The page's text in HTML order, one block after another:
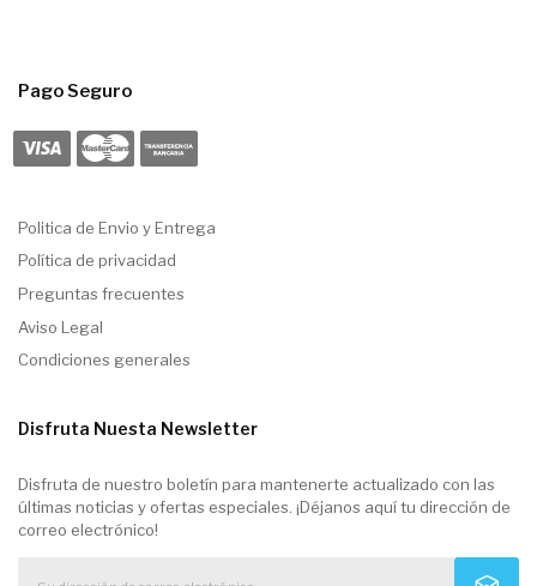
Pago Seguro
Politica de Envio y Entrega
Política de privacidad
Preguntas frecuentes
Aviso Legal
Condiciones generales
Disfruta Nuesta Newsletter
Disfruta de nuestro boletín para mantenerte actualizado con las
últimas noticias y ofertas especiales. ¡Déjanos aquí tu dirección de
correo electrónico!